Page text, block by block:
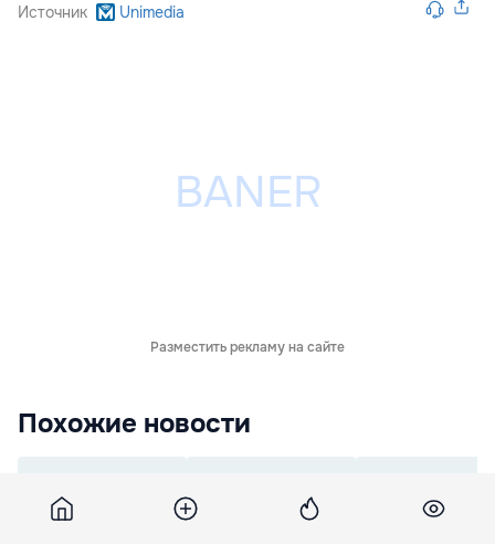
Источник Unimedia
Разместить рекламу на сайте
Похожие новости